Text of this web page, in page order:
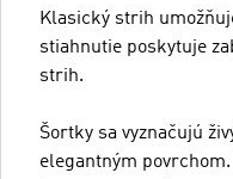
Klasický strih
stiahnutie poskytuje
strih.
Šortky sa vyznačujú
elegantným